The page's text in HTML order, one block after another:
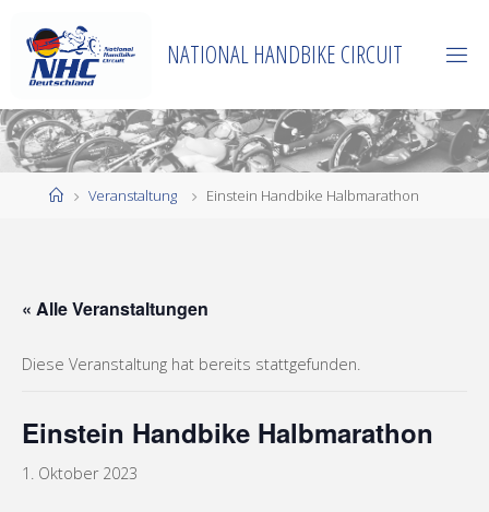
Inhalt
springen
NATIONAL HANDBIKE CIRCUIT
StartVeranstaltung Einstein Handbike Halbmarathon
« Alle Veranstaltungen
Diese Veranstaltung hat bereits stattgefunden.
Einstein Handbike Halbmarathon
1. Oktober 2023